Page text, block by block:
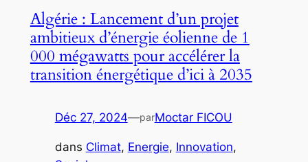
Algérie : Lancement d’un projet
ambitieux d’énergie éolienne de 1
000 mégawatts pour accélérer la
transition énergétique d’ici à 2035
Déc 27, 2024—parMoctar FICOU
dans Climat, Energie, Innovation